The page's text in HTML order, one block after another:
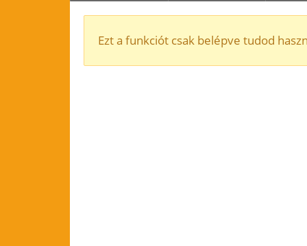
Ezt a funkciót csak belépve tudod